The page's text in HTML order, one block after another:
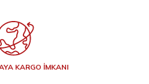
KARGO İMKANI